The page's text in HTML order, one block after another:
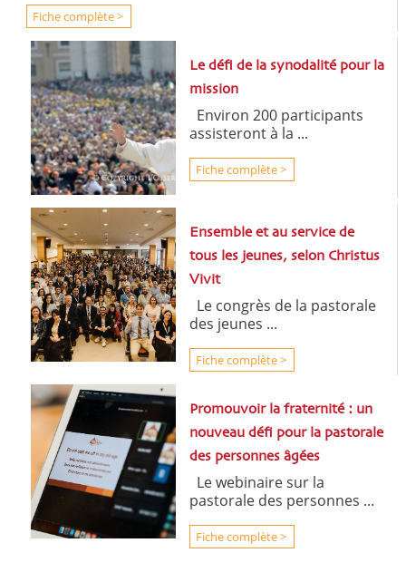
Fiche complète >
Le défi de la synodalité pour la
mission
Environ 200 participants
assisteront à la ...
Fiche complète >
Ensemble et au service de
tous les jeunes, selon Christus
Vivit
Le congrès de la pastorale
des jeunes ...
Fiche complète >
Promouvoir la fraternité : un
nouveau défi pour la pastorale
des personnes âgées
Le webinaire sur la
pastorale des personnes ...
Fiche complète >